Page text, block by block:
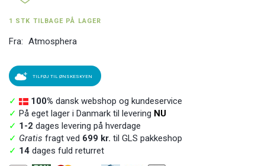
1 STK TILBAGE PÅ LAGER
Fra: Atmosphera
TILFØJ TIL ØNSKESKYEN
✓ 100% dansk webshop og kundeservice
✓ På eget lager i Danmark til levering NU
✓ 1-2 dages levering på hverdage
✓ Gratis fragt ved 699 kr. til GLS pakkeshop
✓ 14 dages fuld returret